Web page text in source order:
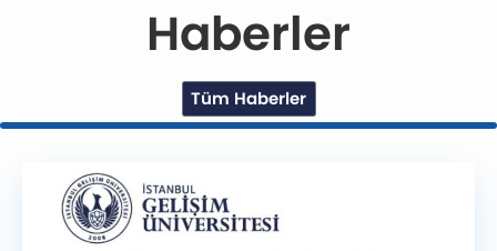
Haberler
Tüm Haberler